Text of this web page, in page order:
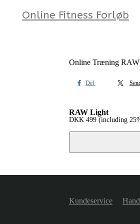
Online Fitness Forløb
Online Træning
Del
RAW Light
DKK 499 (including
Kundeservice